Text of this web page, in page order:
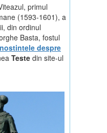
primul
(1593-1601), a
din ordinul
Basta, fostul
despre
Teste din site-ul